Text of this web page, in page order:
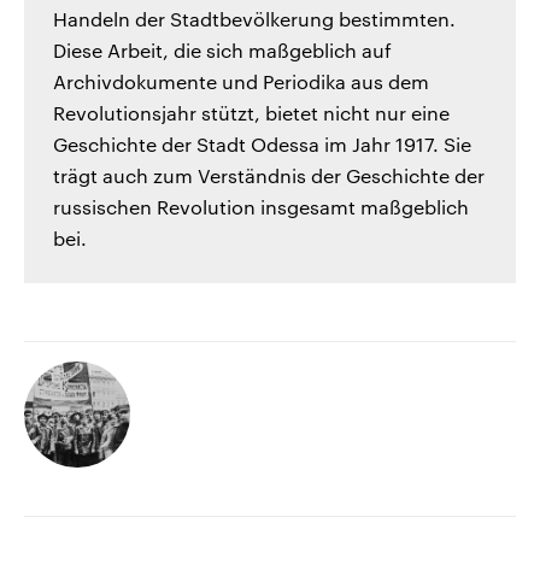
Handeln der Stadtbevölkerung bestimmten.
Diese Arbeit, die sich maßgeblich auf
Archivdokumente und Periodika aus dem
Revolutionsjahr stützt, bietet nicht nur eine
Geschichte der Stadt Odessa im Jahr 1917. Sie
trägt auch zum Verständnis der Geschichte der
russischen Revolution insgesamt maßgeblich
bei.